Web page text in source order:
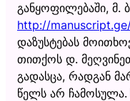
განყოფილებაში, მ.
http://
დაზუსტებას
თითქოს დ.
გადასცა, რადგან
წელს არ ჩამოსულა.